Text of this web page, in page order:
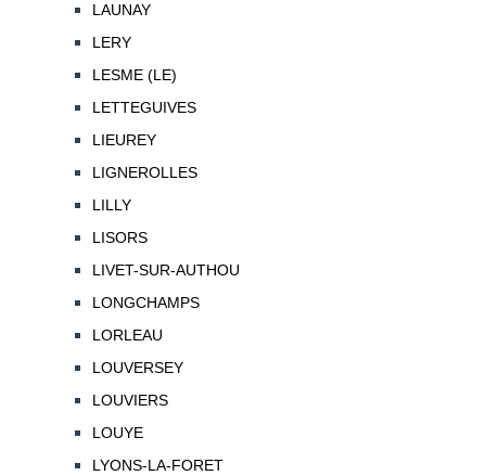
LAUNAY
LERY
LESME (LE)
LETTEGUIVES
LIEUREY
LIGNEROLLES
LILLY
LISORS
LIVET-SUR-AUTHOU
LONGCHAMPS
LORLEAU
LOUVERSEY
LOUVIERS
LOUYE
LYONS-LA-FORET